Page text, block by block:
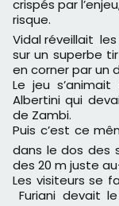
crispés par
risque.
Vidal réveillait
sur un superbe
en corner par un
Le jeu
Albertini qui
de Zambi.
Puis c’est ce
dans le dos des
des 20 m juste
Les visiteurs se
Furiani devait